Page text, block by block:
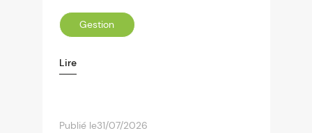
Gestion
Lire
Publié le31/07/2026